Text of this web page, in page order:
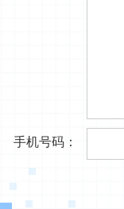
手机号码：